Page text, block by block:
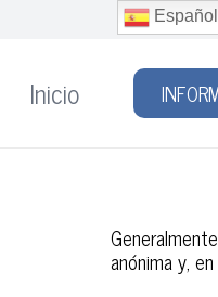
Inicio
anónima y,
Español